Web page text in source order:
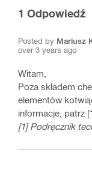
1 Odpowiedź
Posted by Mariusz
over 3 years ago
Witam,
Poza składem
elementów
informacje, patrz
[1] Podręcznik